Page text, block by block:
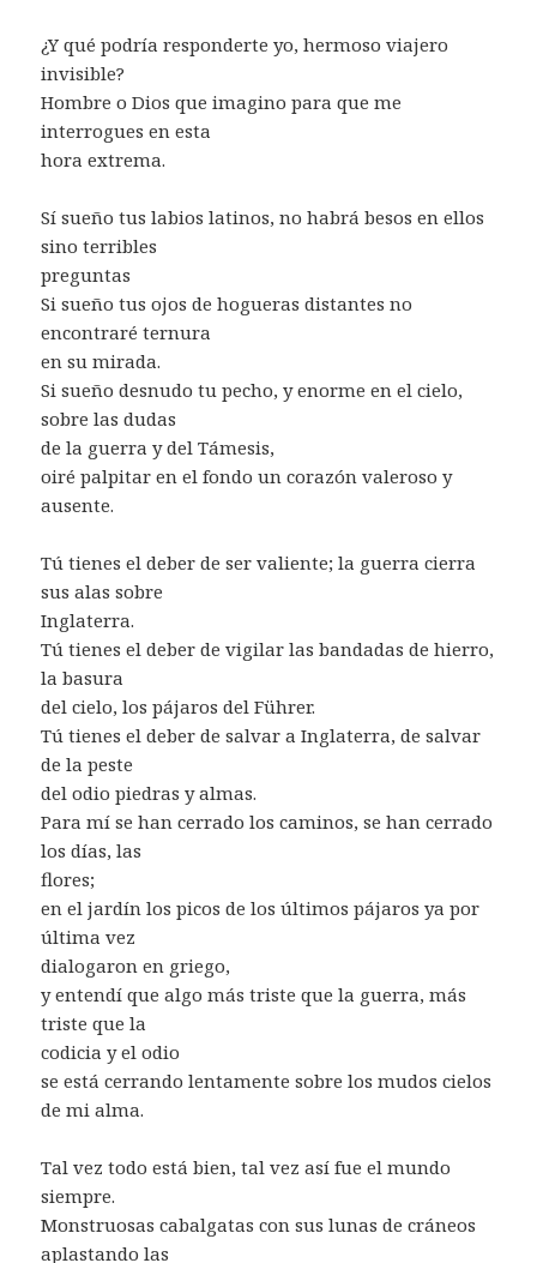
¿Y qué podría responderte yo, hermoso viajero
invisible?
Hombre o Dios que imagino para que me
interrogues en esta
hora extrema.
Sí sueño tus labios latinos, no habrá besos en ellos
sino terribles
preguntas
Si sueño tus ojos de hogueras distantes no
encontraré ternura
en su mirada.
Si sueño desnudo tu pecho, y enorme en el cielo,
sobre las dudas
de la guerra y del Támesis,
oiré palpitar en el fondo un corazón valeroso y
ausente.
Tú tienes el deber de ser valiente; la guerra cierra
sus alas sobre
Inglaterra.
Tú tienes el deber de vigilar las bandadas de hierro,
la basura
del cielo, los pájaros del Führer.
Tú tienes el deber de salvar a Inglaterra, de salvar
de la peste
del odio piedras y almas.
Para mí se han cerrado los caminos, se han cerrado
los días, las
flores;
en el jardín los picos de los últimos pájaros ya por
última vez
dialogaron en griego,
y entendí que algo más triste que la guerra, más
triste que la
codicia y el odio
se está cerrando lentamente sobre los mudos cielos
de mi alma.
Tal vez todo está bien, tal vez así fue el mundo
siempre.
Monstruosas cabalgatas con sus lunas de cráneos
aplastando las